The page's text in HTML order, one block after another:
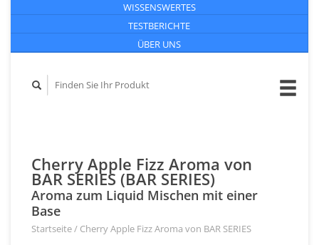
WISSENSWERTES
TESTBERICHTE
ÜBER UNS
Cherry Apple Fizz Aroma von
BAR SERIES (BAR SERIES)
Aroma zum Liquid Mischen mit einer
Base
Startseite/ Cherry Apple Fizz Aroma von BAR SERIES